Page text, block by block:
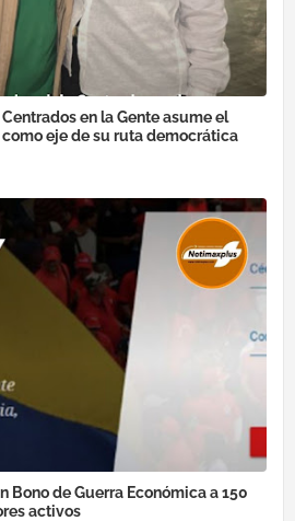
en la Gente asume el
como eje de su ruta democrática
Bono de Guerra Económica a 150
activos